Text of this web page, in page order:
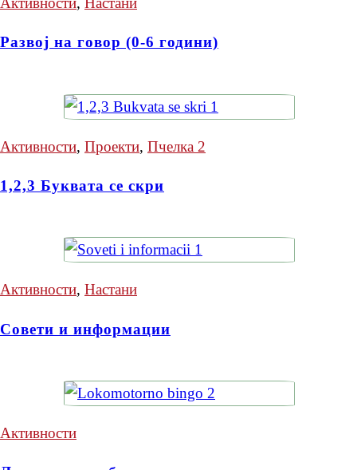
Развој на говор (0-6 години)
Активности, Проекти, Пчелка 2
1,2,3 Буквата се скри
Активности, Настани
Совети и информации
Активности